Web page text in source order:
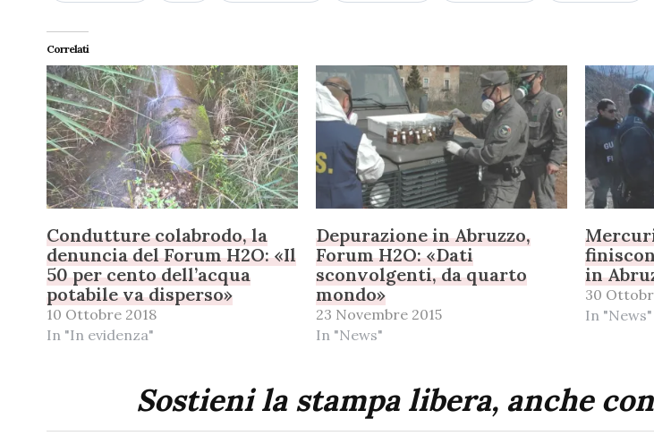
Correlati
Condutture colabrodo, la
denuncia del Forum H2O: «Il
50 per cento dell’acqua
potabile va disperso»
10 Ottobre 2018
In "In evidenza"
Depurazione in Abruzzo,
Forum H2O: «Dati
sconvolgenti, da quarto
mondo»
23 Novembre 2015
In "News"
in
30
In "News"
Sostieni la stampa libera, anche